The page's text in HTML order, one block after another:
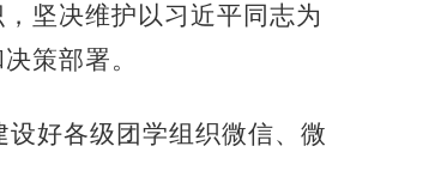
坚决维护以习近平同志为
策部署。
好各级团学组织微信、微